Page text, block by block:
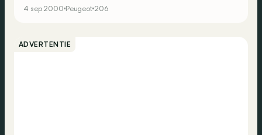
4 sep 2000 Peugeot 206
ADVERTENTIE